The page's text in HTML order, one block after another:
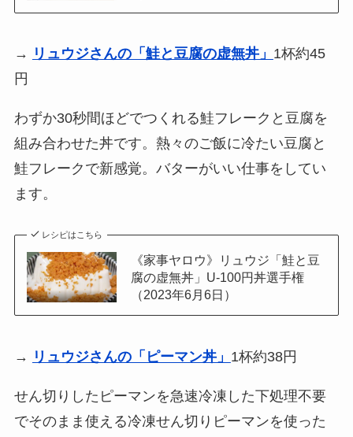
→ リュウジさんの「鮭と豆腐の虚無丼」 1杯約45
円
わずか30秒間ほどでつくれる鮭フレークと豆腐を
組み合わせた丼です。熱々のご飯に冷たい豆腐と
鮭フレークで新感覚。バターがいい仕事をしてい
ます。
レシピはこちら
《家事ヤロウ》リュウジ「鮭と豆
腐の虚無丼」U-100円丼選手権
（2023年6月6日）
→ リュウジさんの「ピーマン丼」 1杯約38円
せん切りしたピーマンを急速冷凍した下処理不要
でそのまま使える冷凍せん切りピーマンを使った